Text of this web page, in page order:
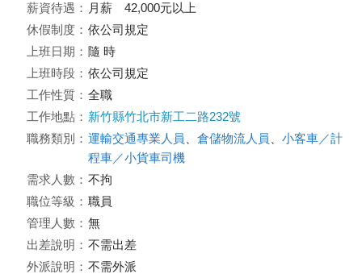
薪資待遇： 月薪 42,000元以上
休假制度： 依公司規定
上班日期： 隨 時
上班時段： 依公司規定
工作性質： 全職
工作地點： 新竹縣竹北市新工二路232號
職務類別： 運輸交通專業人員 倉儲物流人員
小客車／計
程車／小貨車司機
需求人數： 不拘
職位等級： 職員
管理人數： 無
出差說明： 不需出差
外派說明： 不需外派